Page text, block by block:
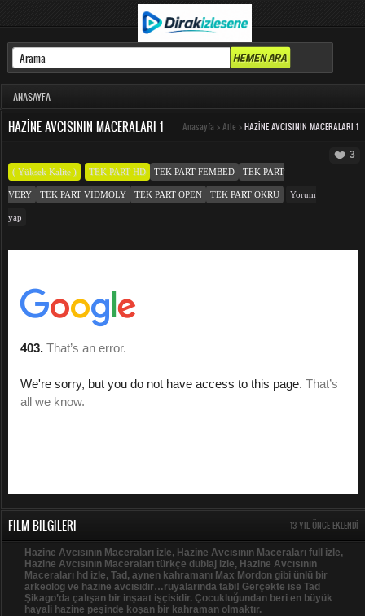
ANASAYFA
HAZINE AVCISININ MACERALARI 1 Anasayfa > Aile > HAZINE AVCISININ MACERALARI 1
3
( Yüksek Kalite ) TEK PART HD TEK PART FEMBED TEK PART
VERY TEK PART VIDMOLY TEK PART OPEN TEK PART OKRU Yorum
yap
FILM BILGILERI 13 YIL ÖNCE EKLENDI
Hazine Avcısının Maceraları izle, Hazine Avcısının Maceraları full izle,
Hazine Avcısının Maceraları türkçe dublaj izle, Hazine Avcısının
Maceraları hd izle, Tad, aynen kahramanı Max Mordon gibi ünlü bir
arkeolog ve hazine avcısıdır…rüyalarında tabi! Gerçekte ise Tad
Şikago’da çalışan bir inşaat işçisidir. Çocukluğundan beri en büyük
hayali hazine peşinde koşan bir kahraman olmaktır.